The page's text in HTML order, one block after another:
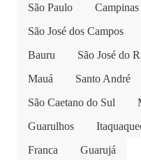
São Paulo Campinas
São José dos Campos
Bauru
São José do
Mauá
Santo André
São Caetano do Sul
Guarulhos
Franca
Guarujá